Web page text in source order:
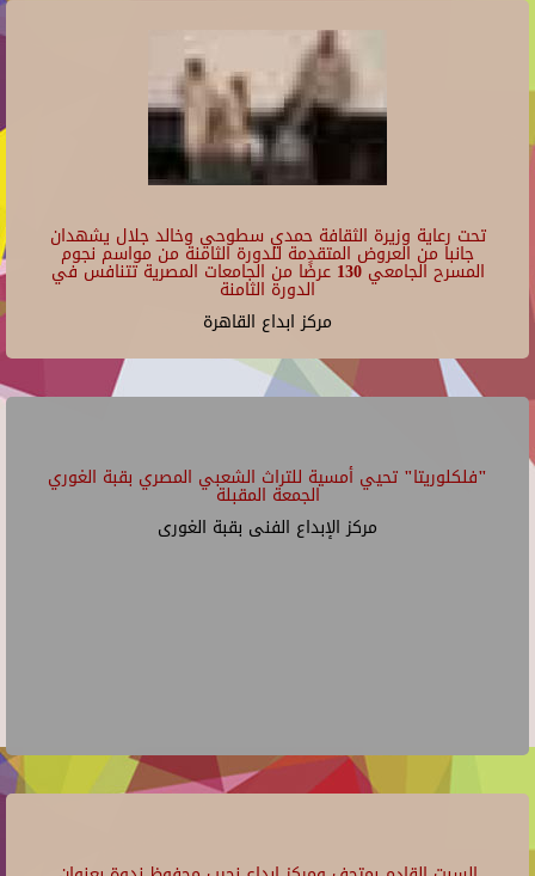
تحت رعاية وزيرة الثقافة حمدي سطوحي وخالد جلال يشهدان
جانبا من العروض المتقدمة للدورة الثامنة من مواسم نجوم
المسرح الجامعي 130 عرضًا من الجامعات المصرية تتنافس في
الدورة الثامنة
مركز ابداع القاهرة
"فلكلوريتا" تحيي أمسية للتراث الشعبي المصري بقبة الغوري
الجمعة المقبلة
مركز الإبداع الفنى بقبة الغورى